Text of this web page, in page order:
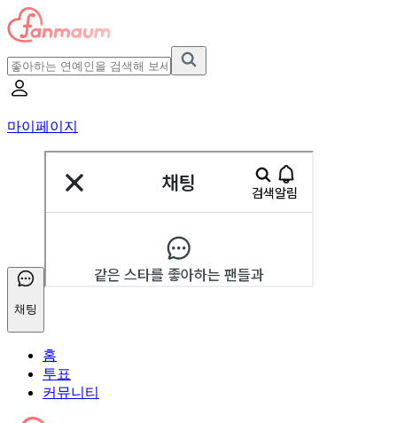
마이페이지
채팅
홈
투표
커뮤니티